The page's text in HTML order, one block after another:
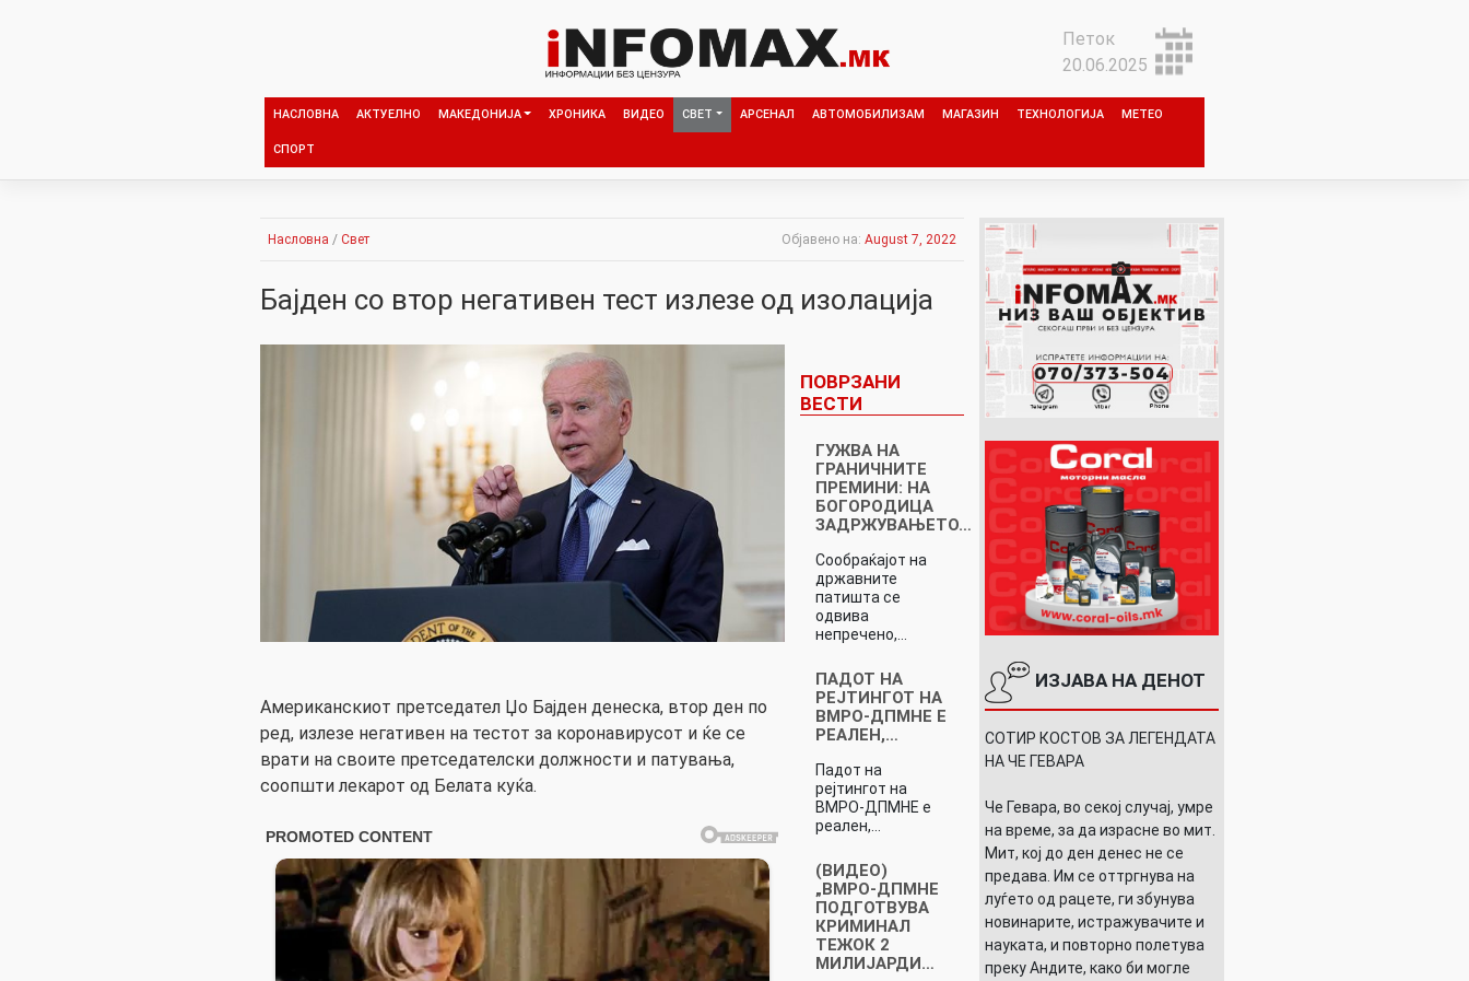
Петок
20.06.2025
НАСЛОВНА АКТУЕЛНО МАКЕДОНИЈА ХРОНИКА ВИДЕО СВЕТ АРСЕНАЛ АВТОМОБИЛИЗАМ МАГАЗИН ТЕХНОЛОГИЈА МЕТЕО
СПОРТ
Насловна / Свет Објавено на: August 7, 2022
Бајден со втор негативен тест излезе од изолација
Американскиот претседател Џо Бајден денеска, втор ден по
ред, излезе негативен на тестот за коронавирусот и ќе се
врати на своите претседателски должности и патувања,
соопшти лекарот од Белата куќа.
ПОВРЗАНИ
ВЕСТИ
ГУЖВА НА
ГРАНИЧНИТЕ
ПРЕМИНИ: НА
БОГОРОДИЦА
ЗАДРЖУВАЊЕТО…
Сообраќајот на
државните
патишта се
одвива
непречено,…
ПАДОТ НА
РЕЈТИНГОТ НА
ВМРО-ДПМНЕ Е
РЕАЛЕН,…
Падот на
рејтингот на
ВМРО-ДПМНЕ е
реален,…
(ВИДЕО)
„ВМРО-ДПМНЕ
ПОДГОТВУВА
КРИМИНАЛ
ТЕЖОК 2
МИЛИЈАРДИ…
ИЗЈАВА НА ДЕНОТ
СОТИР КОСТОВ ЗА ЛЕГЕНДАТА
НА ЧЕ ГЕВАРА
Че Гевара, во секој случај, умре
на време, за да израсне во мит.
Мит, кој до ден денес не се
предава. Им се оттргнува на
луѓето од рацете, ги збунува
новинарите, истражувачите и
науката, и повторно полетува
преку Андите, како би могле